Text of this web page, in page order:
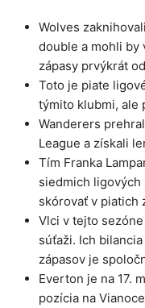
Wolves
double a mohli by
zápasy prvýkrát
Toto je piate
týmito klubmi, ale
Wanderers
League a získali
Tím Franka
siedmich ligových
skórovať v piatich
Vlci v tejto
súťaži. Ich
zápasov je
Everton je na 17.
pozícia na